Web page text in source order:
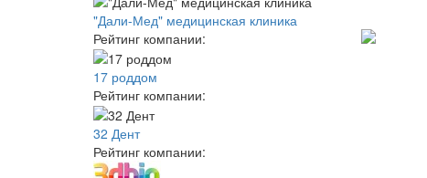
"Дали-Мед" медицинская клиника
Рейтинг компании:
17 роддом
Рейтинг компании:
32 Дент
Рейтинг компании: